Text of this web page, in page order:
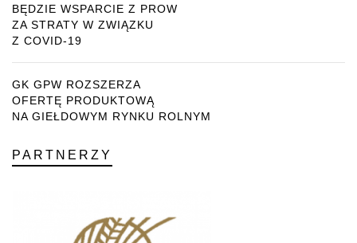
BĘDZIE WSPARCIE Z PROW
ZA STRATY W ZWIĄZKU
Z COVID-19
GK GPW ROZSZERZA
OFERTĘ PRODUKTOWĄ
NA GIEŁDOWYM RYNKU ROLNYM
PARTNERZY